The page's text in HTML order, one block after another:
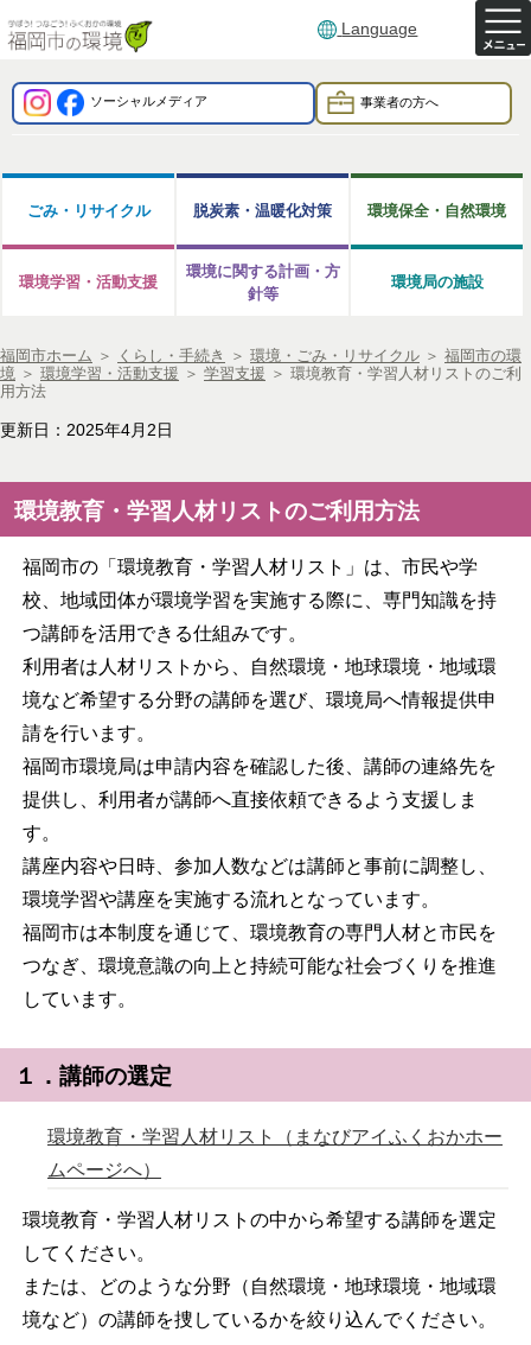
Language
ソーシャルメディア 事業者の方へ
ごみ・リサイクル 脱炭素・温暖化対策 環境保全・自然環境
環境学習・活動支援
環境に関する計画・方
針等
環境局の施設
福岡市ホーム ＞ くらし・手続き ＞ 環境・ごみ・リサイクル ＞ 福岡市の環
境 ＞ 環境学習・活動支援 ＞ 学習支援 ＞ 環境教育・学習人材リストのご利
用方法
更新日：2025年4月2日
環境教育・学習人材リストのご利用方法
福岡市の「環境教育・学習人材リスト」は、市民や学
校、地域団体が環境学習を実施する際に、専門知識を持
つ講師を活用できる仕組みです。
利用者は人材リストから、自然環境・地球環境・地域環
境など希望する分野の講師を選び、環境局へ情報提供申
請を行います。
福岡市環境局は申請内容を確認した後、講師の連絡先を
提供し、利用者が講師へ直接依頼できるよう支援しま
す。
講座内容や日時、参加人数などは講師と事前に調整し、
環境学習や講座を実施する流れとなっています。
福岡市は本制度を通じて、環境教育の専門人材と市民を
つなぎ、環境意識の向上と持続可能な社会づくりを推進
しています。
１．講師の選定
環境教育・学習人材リスト（まなびアイふくおかホー
ムページへ）
環境教育・学習人材リストの中から希望する講師を選定
してください。
または、どのような分野（自然環境・地球環境・地域環
境など）の講師を捜しているかを絞り込んでください。